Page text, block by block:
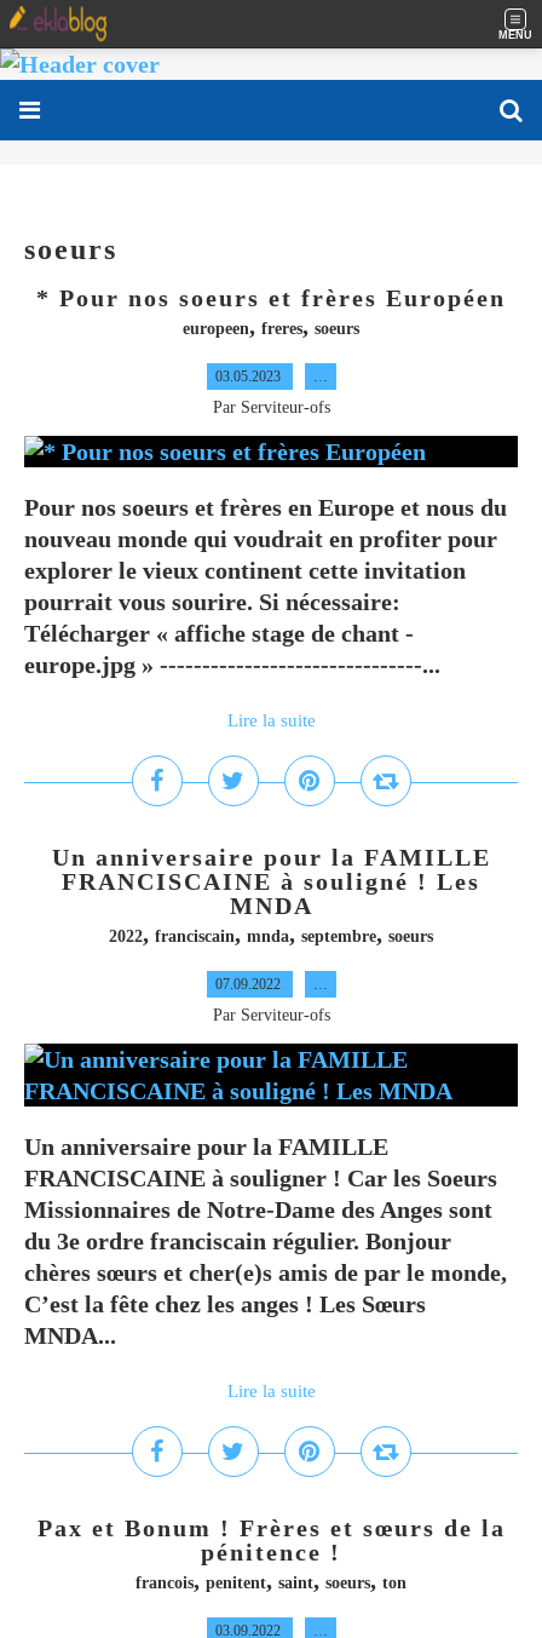
MENU
soeurs
* Pour nos soeurs et frères Européen
europeen, freres, soeurs
03.05.2023 …
Par Serviteur-ofs
Pour nos soeurs et frères en Europe et nous du
nouveau monde qui voudrait en profiter pour
explorer le vieux continent cette invitation
pourrait vous sourire. Si nécessaire:
Télécharger « affiche stage de chant -
europe.jpg » -------------------------------...
Lire la suite
Un anniversaire pour la FAMILLE
FRANCISCAINE à souligné ! Les
MNDA
2022, franciscain, mnda, septembre, soeurs
07.09.2022 …
Par Serviteur-ofs
Un anniversaire pour la FAMILLE
FRANCISCAINE à souligner ! Car les Soeurs
Missionnaires de Notre-Dame des Anges sont
du 3e ordre franciscain régulier. Bonjour
chères sœurs et cher(e)s amis de par le monde,
C’est la fête chez les anges ! Les Sœurs
MNDA...
Lire la suite
Pax et Bonum ! Frères et sœurs de la
pénitence !
francois, penitent, saint, soeurs, ton
03.09.2022 …